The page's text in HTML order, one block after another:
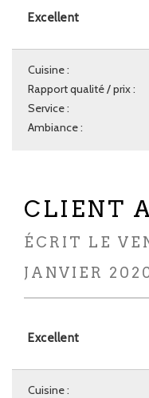
Excellent
Cuisine :
Rapport qualité / prix :
Service :
Ambiance :
CLIENT
ÉCRIT LE
JANVIER
Excellent
Cuisine :